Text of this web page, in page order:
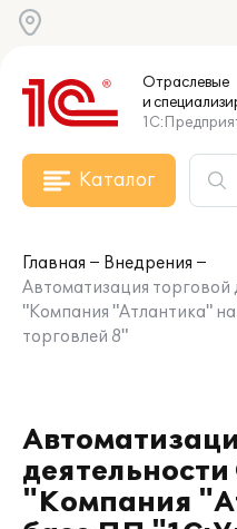
Отраслевые
и
Каталог
Главная
Внедрения
Автоматизация
"Компания "Атлантика"
торговлей 8"
"Компания